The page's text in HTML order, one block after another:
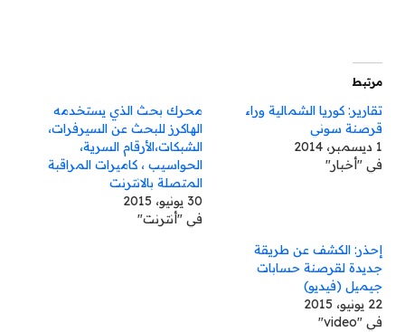
مرتبط
تقارير: كوريا الشمالية وراء
قرصنة سوني
1 ديسمبر، 2014
في "أخبار"
محرك بحث الذي يستخدمه
الهاكرز للبحث عن السيرفرات،
الشبكات،الأرقام السرية،
الحواسيب ، كاميرات المراقبة
المتصلة بالانترنت
30 يونيو، 2015
في "أنترنت"
إحذر: الكشف عن طريقة
جديدة لقرصنة حسابات
جيميل (فيديو)
22 يونيو، 2015
في "video"